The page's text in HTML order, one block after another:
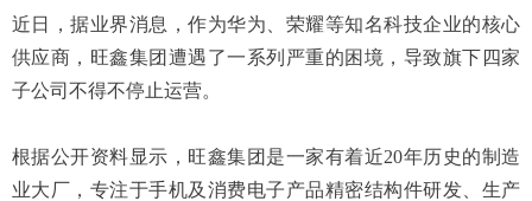
近日，据业界消息，作为华为、荣耀等知名科技企业的核心
供应商，旺鑫集团遭遇了一系列严重的困境，导致旗下四家
子公司不得不停止运营。
根据公开资料显示，旺鑫集团是一家有着近20年历史的制造
业大厂，专注于手机及消费电子产品精密结构件研发、生产